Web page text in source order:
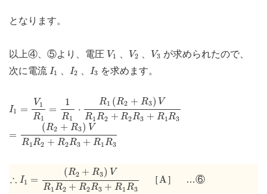
となります。
以上④、⑤より、電圧 V1
V1 V2
V2 V3
V3 が求められたので、
次に電流 I1
I1 I2
I2 I3
I3 を求めます。
I1 =
V1
R1
1R
=
1
R1
⋅
R1 (R2 + R3) V
R1 R2 + R2R3 + R1R3
R1 2+ R 3) R 1R 2 +R
=
(R2 + R3) V
R1R2 + R2R3 + R1 R3
+R3)V R1R 2+R2R 3 +R1R3
∴ I1 =
(R2 + R3) V
R1R2 + R2R3 + R1R3
3 )V 1 R2 + R2
［A
A ］ …⑥